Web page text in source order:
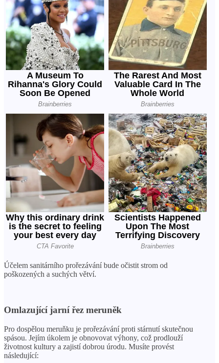
Účelem sanitárního prořezávání bude očistit strom od
poškozených a suchých větví.
Omlazující jarní řez meruněk
Pro dospělou meruňku je prořezávání proti stárnutí skutečnou
spásou. Jejím úkolem je obnovovat výhony, což prodlouží
životnost kultury a zajistí dobrou úrodu. Musíte provést
následující: